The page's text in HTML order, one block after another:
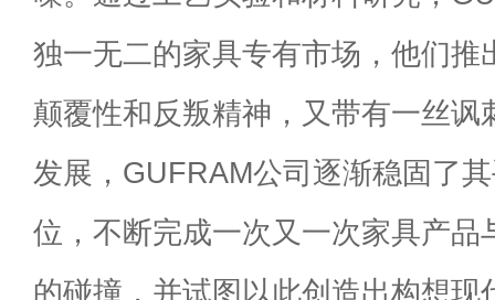
独一无二的家具专有市场，他们推
颠覆性和反叛精神，又带有一丝讽
发展，GUFRAM公司逐渐稳固了
位，不断完成一次又一次家具产品
的碰撞，并试图以此创造出构想现